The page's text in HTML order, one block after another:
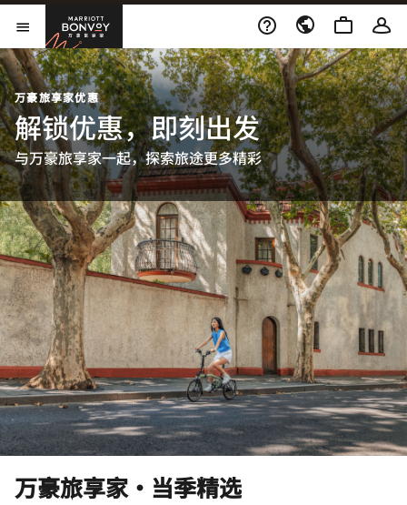
Skip to Content
打开菜单万豪旅享家
万豪旅享家优惠
解锁优惠，即刻出发
与万豪旅享家一起，探索旅途更多精彩
万豪旅享家·当季精选